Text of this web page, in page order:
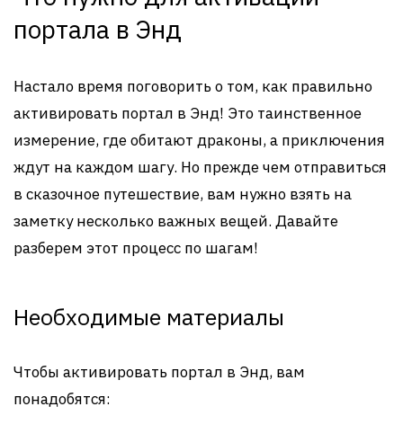
портала в Энд
Настало время поговорить о том, как правильно
активировать портал в Энд! Это таинственное
измерение, где обитают драконы, а приключения
ждут на каждом шагу. Но прежде чем отправиться
в сказочное путешествие, вам нужно взять на
заметку несколько важных вещей. Давайте
разберем этот процесс по шагам!
Необходимые материалы
Чтобы активировать портал в Энд, вам
понадобятся: